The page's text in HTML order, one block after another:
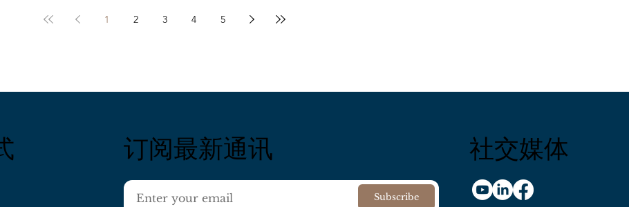
差异都会实质性地影响规划方向： 是
府福利的成员，规划中往往需要用到专
托工具，以免影响其领取福利的资格。
、赠与税规则下适用的条件与美国公民
同（例如无限婚姻扣除通常不适用于非
只是"分配巨额财富"，更多时候是关于决定
是重点。 误区二："我还年轻、身体健康，不
着急" 遗产规划常被等同于"身后事"，但它同
风险不分年龄。 在纽约，如果一个人因意外
或疾病暂时或长期无法自主处理财务，而事先
1 2 3 4 5
​订阅最新通讯
Subscribe
社交媒体